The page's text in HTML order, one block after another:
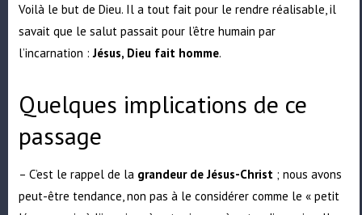
Voilà le but de Dieu. Il a tout fait pour le rendre réalisable, il
savait que le salut passait pour l’être humain par
l’incarnation :Jésus, Dieu fait homme.
Quelques implications de ce
passage
– C’est le rappel de la grandeur de Jésus-Christ ; nous avons
peut-être tendance, non pas à le considérer comme le « petit